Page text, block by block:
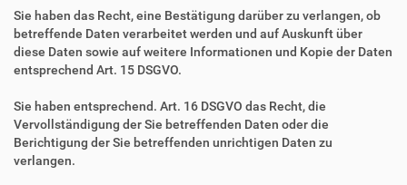
Sie haben das Recht, eine Bestätigung darüber zu verlangen, ob
betreffende Daten verarbeitet werden und auf Auskunft über
diese Daten sowie auf weitere Informationen und Kopie der Daten
entsprechend Art. 15 DSGVO.
Sie haben entsprechend. Art. 16 DSGVO das Recht, die
Vervollständigung der Sie betreffenden Daten oder die
Berichtigung der Sie betreffenden unrichtigen Daten zu
verlangen.